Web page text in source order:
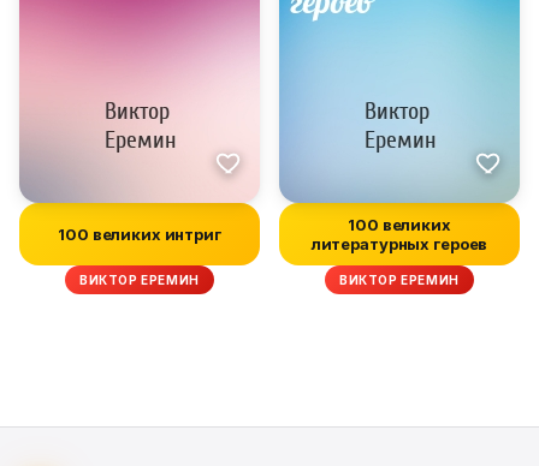
100 великих интриг
ВИКТОР ЕРЕМИН
100 великих
литературных героев
ВИКТОР ЕРЕМИН